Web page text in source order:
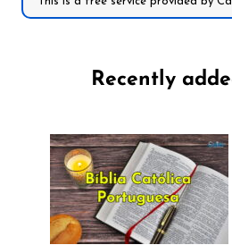
Recently